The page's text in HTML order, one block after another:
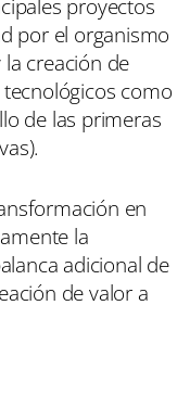
proyectos
por el organismo
la creación de
como
de las primeras
en
la
adicional de
de valor a